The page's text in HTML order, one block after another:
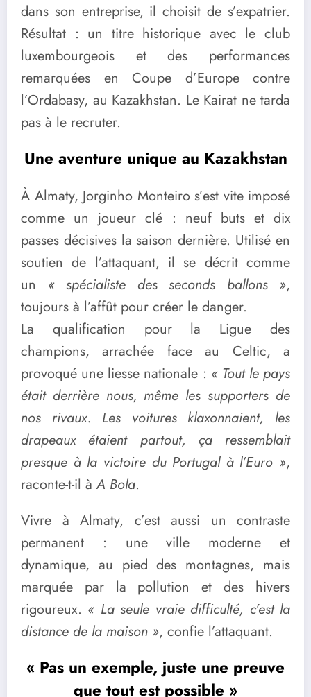
dans son entreprise, il choisit de s’expatrier.
Résultat : un titre historique avec le club
luxembourgeois et des performances
remarquées en Coupe d’Europe contre
l’Ordabasy, au Kazakhstan. Le Kairat ne tarda
pas à le recruter.
Une aventure unique au Kazakhstan
À Almaty, Jorginho Monteiro s’est vite imposé
comme un joueur clé : neuf buts et dix
passes décisives la saison dernière. Utilisé en
soutien de l’attaquant, il se décrit comme
un « spécialiste des seconds ballons »,
toujours à l’affût pour créer le danger.
La qualification pour la Ligue des
champions, arrachée face au Celtic, a
provoqué une liesse nationale : « Tout le pays
était derrière nous, même les supporters de
nos rivaux. Les voitures klaxonnaient, les
drapeaux étaient partout, ça ressemblait
presque à la victoire du Portugal à l’Euro »,
raconte-t-il àA Bola.
Vivre à Almaty, c’est aussi un contraste
permanent : une ville moderne et
dynamique, au pied des montagnes, mais
marquée par la pollution et des hivers
rigoureux. « La seule vraie difficulté, c’est la
distance de la maison », confie l’attaquant.
« Pas un exemple, juste une preuve
que tout est possible »